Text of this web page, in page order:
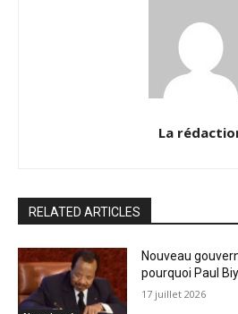
La
RELATED ARTICLES
Nouveau
pourquoi Paul
17 juillet 2026